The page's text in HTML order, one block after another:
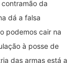
da
dá a falsa
podemos cair na
à posse de
das armas está a